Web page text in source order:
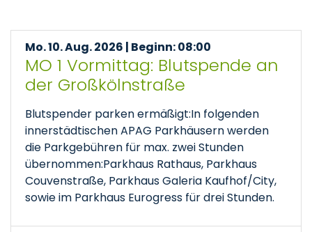
Mo. 10. Aug. 2026 | Beginn: 08:00
MO 1 Vormittag: Blutspende an
der Großkölnstraße
Blutspender parken ermäßigt:In folgenden
innerstädtischen APAG Parkhäusern werden
die Parkgebühren für max. zwei Stunden
übernommen:Parkhaus Rathaus, Parkhaus
Couvenstraße, Parkhaus Galeria Kaufhof/City,
sowie im Parkhaus Eurogress für drei Stunden.